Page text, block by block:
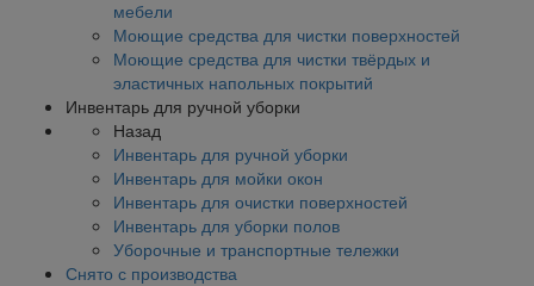
мебели
Моющие средства для чистки поверхностей
Моющие средства для чистки твёрдых и
эластичных напольных покрытий
Инвентарь для ручной уборки
Назад
Инвентарь для ручной уборки
Инвентарь для мойки окон
Инвентарь для очистки поверхностей
Инвентарь для уборки полов
Уборочные и транспортные тележки
Снято с производства